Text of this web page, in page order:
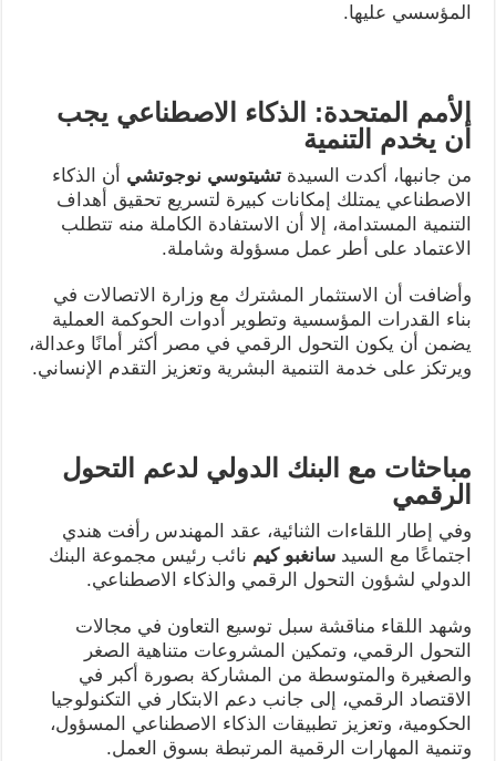
المؤسسي عليها.
الأمم المتحدة: الذكاء الاصطناعي يجب
أن يخدم التنمية
من جانبها، أكدت السيدة تشيتوسي نوجوتشيأن الذكاء
الاصطناعي يمتلك إمكانات كبيرة لتسريع تحقيق أهداف
التنمية المستدامة، إلا أن الاستفادة الكاملة منه تتطلب
الاعتماد على أطر عمل مسؤولة وشاملة.
وأضافت أن الاستثمار المشترك مع وزارة الاتصالات في
بناء القدرات المؤسسية وتطوير أدوات الحوكمة العملية
يضمن أن يكون التحول الرقمي في مصر أكثر أمانًا وعدالة،
ويرتكز على خدمة التنمية البشرية وتعزيز التقدم الإنساني.
مباحثات مع البنك الدولي لدعم التحول
الرقمي
وفي إطار اللقاءات الثنائية، عقد المهندس رأفت هندي
اجتماعًا مع السيد سانغبو كيمنائب رئيس مجموعة البنك
الدولي لشؤون التحول الرقمي والذكاء الاصطناعي.
وشهد اللقاء مناقشة سبل توسيع التعاون في مجالات
التحول الرقمي، وتمكين المشروعات متناهية الصغر
والصغيرة والمتوسطة من المشاركة بصورة أكبر في
الاقتصاد الرقمي، إلى جانب دعم الابتكار في التكنولوجيا
الحكومية، وتعزيز تطبيقات الذكاء الاصطناعي المسؤول،
وتنمية المهارات الرقمية المرتبطة بسوق العمل.